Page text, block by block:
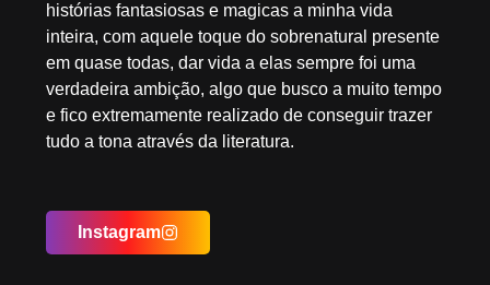
histórias fantasiosas e magicas a minha vida
inteira, com aquele toque do sobrenatural presente
em quase todas, dar vida a elas sempre foi uma
verdadeira ambição, algo que busco a muito tempo
e fico extremamente realizado de conseguir trazer
tudo a tona através da literatura.
Instagram